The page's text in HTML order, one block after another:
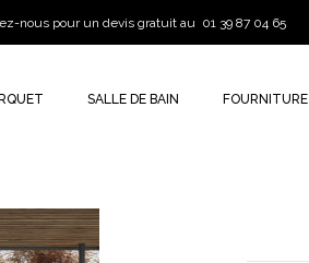
nous pour un devis gratuit au 01 39 87 04 65
SALLE DE BAIN FOURNITURE